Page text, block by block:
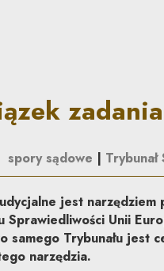
spory sądowe |
jest narzędziem
Sprawiedliwości Unii
samego Trybunału jest
narzędzia.